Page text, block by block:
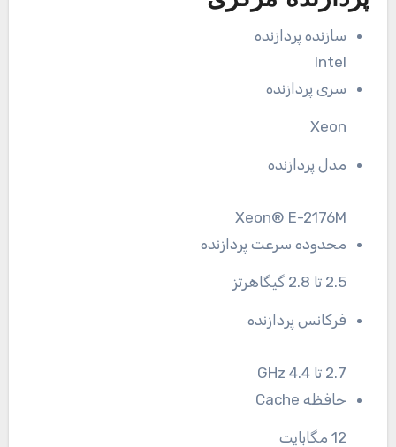
سازنده پردازنده
Intel
سری پردازنده
Xeon
مدل پردازنده
Xeon® E-2176M
محدوده سرعت پردازنده
2.5 تا 2.8 گیگاهرتز
فرکانس پردازنده
2.7 تا 4.4 GHz
حافظه Cache
12 مگابایت